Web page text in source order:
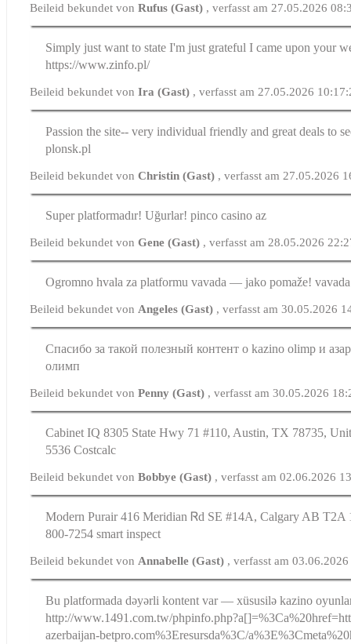
Beileid bekundet vonRufus (Gast) , verfasst am 27.05.2026
Simply just want to state I'm just grateful I came upon your
https://www.zinfo.pl/
Beileid bekundet vonIra (Gast) , verfasst am 27.05.2026
Passion the site-- very individual friendly and great deals to
plonsk.pl
Beileid bekundet vonChristin (Gast) , verfasst am 27.05.2026
Super platformadır! Uğurlar! pinco casino az
Beileid bekundet vonGene (Gast) , verfasst am 28.05.2026
Ogromno hvala za platformu vavada — jako pomaže!
Beileid bekundet von Angeles (Gast) , verfasst am 30.05.2026
Спасибо за такой полезный контент о kazino olimp и
олимп
Beileid bekundet vonPenny (Gast) , verfasst am 30.05.2026
Cabinet IQ 8305 State Hwy 71 #110, Austin, TX 78735,
5536 Costcalc
Beileid bekundet vonBobbye (Gast) , verfasst am 02.06.2026
Modern Purair 416 Meridian Ꮢd SE #14A, Calgary AB T2A
800-7254 smart inspect
Beileid bekundet von Annabelle (Gast) , verfasst am
Bu platformada dəyərli kontent var — xüsusilə kazino
http://www.1491.com.tw/
azerbaijan-betpro.com%3Eresursda%3C/